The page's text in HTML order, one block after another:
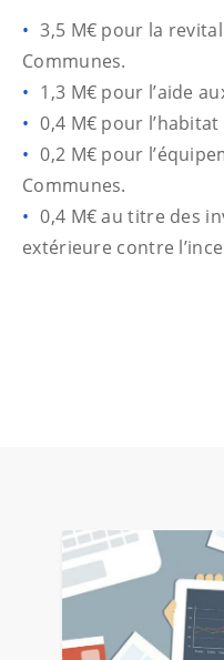
3,5 M€ pour la
Communes.
1,3 M€ pour l’aide
0,4 M€ pour
0,2 M€ pour
Communes.
0,4 M€ au titre des
extérieure contre